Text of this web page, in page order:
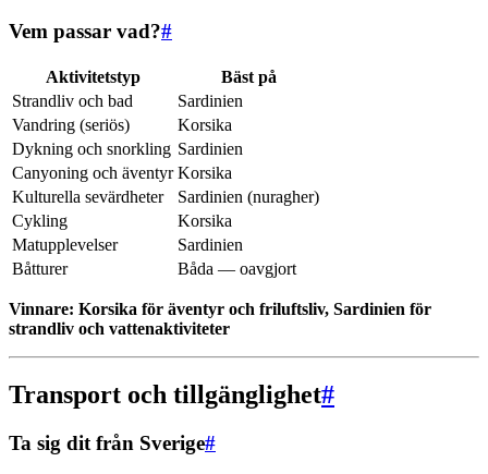
Vem passar vad?#
Aktivitetstyp
Bäst på
Strandliv och bad
Sardinien
Vandring (seriös)
Korsika
Dykning och snorkling Sardinien
Canyoning och äventyr Korsika
Kulturella sevärdheter
Sardinien (nuragher)
Cykling
Korsika
Matupplevelser
Sardinien
Båtturer
Båda — oavgjort
Vinnare: Korsika för äventyr och friluftsliv, Sardinien för
strandliv och vattenaktiviteter
Transport och tillgänglighet#
Ta sig dit från Sverige#